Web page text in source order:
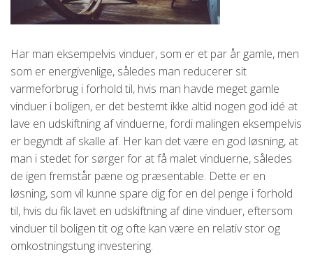
Har man eksempelvis vinduer, som er et par år gamle, men
som er energivenlige, således man reducerer sit
varmeforbrug i forhold til, hvis man havde meget gamle
vinduer i boligen, er det bestemt ikke altid nogen god idé at
lave en udskiftning af vinduerne, fordi malingen eksempelvis
er begyndt af skalle af. Her kan det være en god løsning, at
man i stedet for sørger for at få malet vinduerne, således
de igen fremstår pæne og præsentable. Dette er en
løsning, som vil kunne spare dig for en del penge i forhold
til, hvis du fik lavet en udskiftning af dine vinduer, eftersom
vinduer til boligen tit og ofte kan være en relativ stor og
omkostningstung investering.